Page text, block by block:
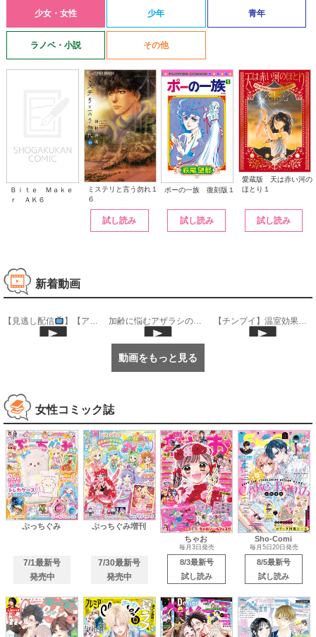
少女・女性 少年 青年
ラノベ・小説 その他
Ｂｉｔｅ Ｍａｋｅ
ｒ ＡＫ６
ミステリと言う勿れ１
６
試し読み
ポーの一族 復刻版１
試し読み
愛蔵版 天は赤い河の
ほとり１
試し読み
新着動画
【見逃し配信 】【アニメ】『おねがいアイプリ』第１８話：エマには見えちゃいました 加齢に悩むアザラシの話 #のざらしちゃん #漫画 #サンデーうぇぶり 【チンプイ】温室効果ビームで大切に《公式》
動画をもっと見る
女性コミック誌
ぷっちぐみ
7/1最新号
発売中
ぷっちぐみ増刊
7/30最新号
発売中
ちゃお
毎月3日発売
8/3最新号
試し読み
Sho-Comi
毎月5日20日発売
8/5最新号
試し読み